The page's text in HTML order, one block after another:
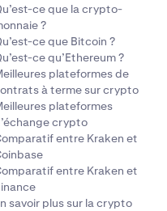
ce que la crypto-
?
ce que Bitcoin ?
ce qu’Ethereum ?
plateformes de
à terme sur crypto
plateformes
crypto
entre Kraken et
entre Kraken et
savoir plus sur la crypto